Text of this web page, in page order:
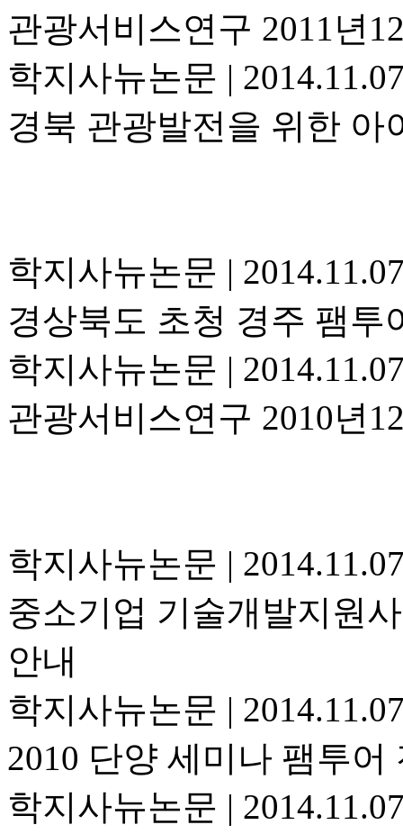
관광서비스연구 2011년
학지사뉴논문 |
경북 관광발전을 위한 아
학지사뉴논문 |
경상북도 초청 경주 팸투
학지사뉴논문 |
관광서비스연구 2010년
학지사뉴논문 |
중소기업 기술개발지원
안내
학지사뉴논문 |
2010 단양 세미나 팸투
학지사뉴논문 |